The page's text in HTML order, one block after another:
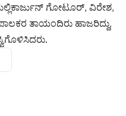
ಗೋಟೂರ್, ವಿರೇಶ,
ತಾಯಂದಿರು ಹಾಜರಿದ್ದು,